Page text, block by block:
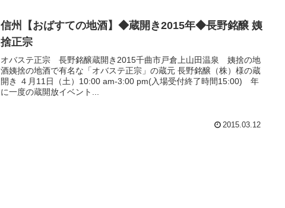
信州【おばすての地酒】◆蔵開き2015年◆長野銘醸 姨
捨正宗
オバステ正宗 長野銘醸蔵開き2015千曲市戸倉上山田温泉 姨捨の地
酒姨捨の地酒で有名な「オバステ正宗」の蔵元 長野銘醸（株）様の蔵
開き ４月11日（土）10:00 am-3:00 pm(入場受付終了時間15:00) 年
に一度の蔵開放イベント...
2015.03.12